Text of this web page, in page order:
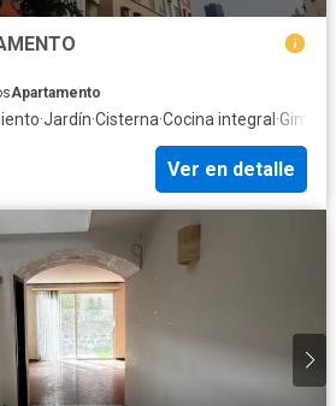
Apartamento
·Jardín·Cisterna·Cocina integral ·
Ver en detalle